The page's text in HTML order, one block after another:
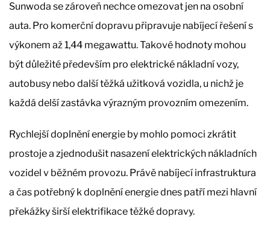
Sunwoda se zároveň nechce omezovat jen na osobní
auta. Pro komerční dopravu připravuje nabíjecí řešení s
výkonem až 1,44 megawattu. Takové hodnoty mohou
být důležité především pro elektrické nákladní vozy,
autobusy nebo další těžká užitková vozidla, u nichž je
každá delší zastávka výrazným provozním omezením.
Rychlejší doplnění energie by mohlo pomoci zkrátit
prostoje a zjednodušit nasazení elektrických nákladních
vozidel v běžném provozu. Právě nabíjecí infrastruktura
a čas potřebný k doplnění energie dnes patří mezi hlavní
překážky širší elektrifikace těžké dopravy.